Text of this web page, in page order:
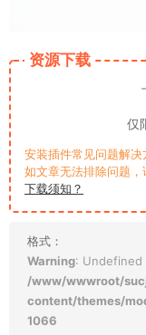
资源下载
仅
安装插件常见问题解决
如文章无法排除问题，
下载须知？
格式：
Warning: Undefined
/www/wwwroot/
content/themes/
1066